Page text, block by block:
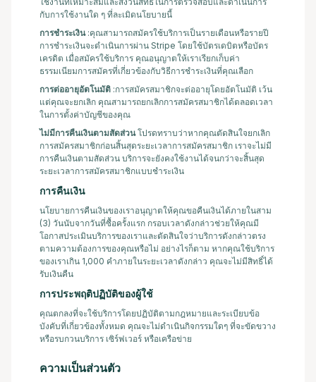
กับการใช้งานใด ๆ ที่ละเมิดนโยบายนี้
การชำระเงิน:คุณสามารถสมัครใช้บริการเป็นรายเดือนหรือรายปี
การชำระเงินจะดำเนินการผ่าน Stripe โดยใช้บัตรเดบิตหรือบัตร
เครดิต เมื่อสมัครใช้บริการ คุณอนุญาตให้เราเรียกเก็บค่า
ธรรมเนียมการสมัครที่เกี่ยวข้องกับวิธีการชำระเงินที่คุณเลือก
การต่ออายุอัตโนมัติ :การสมัครสมาชิกจะต่ออายุโดยอัตโนมัติ เว้น
แต่คุณจะยกเลิก คุณสามารถยกเลิกการสมัครสมาชิกได้ตลอดเวลา
ในการตั้งค่าบัญชีของคุณ
ไม่มีการคืนเงินตามสัดส่วนโปรดทราบว่าหากคุณตัดสินใจยกเลิก
การสมัครสมาชิกก่อนสิ้นสุดระยะเวลาการสมัครสมาชิก เราจะไม่มี
การคืนเงินตามสัดส่วน บริการจะยังคงใช้งานได้จนกว่าจะสิ้นสุด
ระยะเวลาการสมัครสมาชิกแบบชำระเงิน
การคืนเงิน
นโยบายการคืนเงินของเราอนุญาตให้คุณขอคืนเงินได้ภายในสาม
(3) วันนับจากวันที่ซื้อครั้งแรก กรอบเวลาดังกล่าวช่วยให้คุณมี
โอกาสประเมินบริการของเราและตัดสินใจว่าบริการดังกล่าวตรง
ตามความต้องการของคุณหรือไม่ อย่างไรก็ตาม หากคุณใช้บริการ
ของเราเกิน 1,000 คำภายในระยะเวลาดังกล่าว คุณจะไม่มีสิทธิ์ได้
รับเงินคืน
การประพฤติปฏิบัติของผู้ใช้
คุณตกลงที่จะใช้บริการโดยปฏิบัติตามกฎหมายและระเบียบข้อ
บังคับที่เกี่ยวข้องทั้งหมด คุณจะไม่ดำเนินกิจกรรมใดๆ ที่จะขัดขวาง
หรือรบกวนบริการ เซิร์ฟเวอร์ หรือเครือข่าย
ความเป็นส่วนตัว